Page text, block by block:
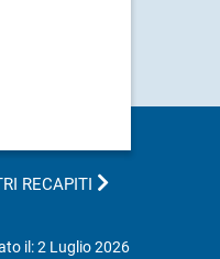
RECAPITI
il: 2 Luglio 2026